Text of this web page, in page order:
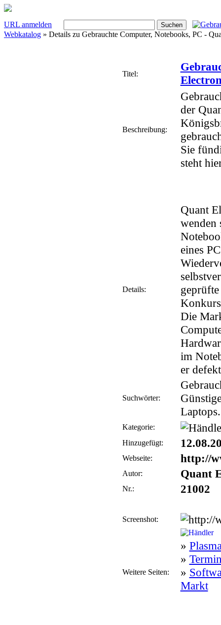
URL anmelden
Webkatalog » Details zu Gebrauchte Computer, Notebooks, PC -
Titel:
Beschreibung:
der
Sie
steht
Details:
Quant
wenden
eines
Die
im
er
Suchwörter:
Laptops.
Kategorie:
Hinzugefügt:
Webseite: http://
Autor: Quant
Nr.: 21002
Screenshot:
Weitere Seiten:
»
»
»
Markt